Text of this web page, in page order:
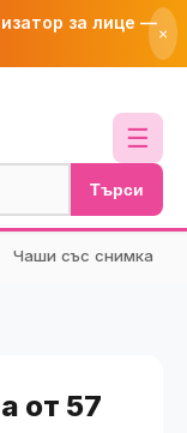
за лице —
×
☰
Търси
Чаши със снимка
от 57